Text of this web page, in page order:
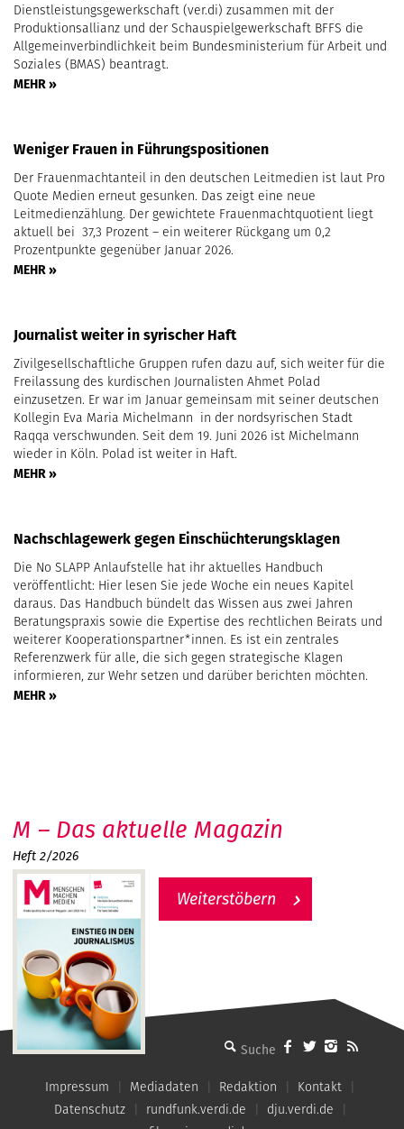
Dienstleistungsgewerkschaft (ver.di) zusammen mit der
Produktionsallianz und der Schauspielgewerkschaft BFFS die
Allgemeinverbindlichkeit beim Bundesministerium für Arbeit und
Soziales (BMAS) beantragt.
MEHR »
Weniger Frauen in Führungspositionen
Der Frauenmachtanteil in den deutschen Leitmedien ist laut Pro
Quote Medien erneut gesunken. Das zeigt eine neue
Leitmedienzählung. Der gewichtete Frauenmachtquotient liegt
aktuell bei 37,3 Prozent – ein weiterer Rückgang um 0,2
Prozentpunkte gegenüber Januar 2026.
MEHR »
Journalist weiter in syrischer Haft
Zivilgesellschaftliche Gruppen rufen dazu auf, sich weiter für die
Freilassung des kurdischen Journalisten Ahmet Polad
einzusetzen. Er war im Januar gemeinsam mit seiner deutschen
Kollegin Eva Maria Michelmann in der nordsyrischen Stadt
Raqqa verschwunden. Seit dem 19. Juni 2026 ist Michelmann
wieder in Köln. Polad ist weiter in Haft.
MEHR »
Nachschlagewerk gegen Einschüchterungsklagen
Die No SLAPP Anlaufstelle hat ihr aktuelles Handbuch
veröffentlicht: Hier lesen Sie jede Woche ein neues Kapitel
daraus. Das Handbuch bündelt das Wissen aus zwei Jahren
Beratungspraxis sowie die Expertise des rechtlichen Beirats und
weiterer Kooperationspartner*innen. Es ist ein zentrales
Referenzwerk für alle, die sich gegen strategische Klagen
informieren, zur Wehr setzen und darüber berichten möchten.
MEHR »
MMM - Menschen machen Medien
M – Das aktuelle Magazin
Heft 2/2026
Weiterstöbern
Impressum Mediadaten Redaktion
Kontakt
Datenschutz
rundfunk.verdi.de
dju.verdi.de